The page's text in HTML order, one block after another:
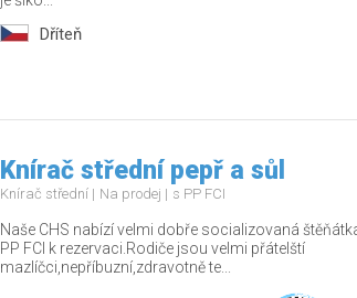
Dříteň
Knírač střední pepř a sůl
Knírač střední Na prodej s PP FCI
Naše CHS nabízí velmi dobře socializovaná
PP FCI k rezervaci.Rodiče jsou velmi přátelští
mazlíčci,nepříbuzní,zdravotně te...